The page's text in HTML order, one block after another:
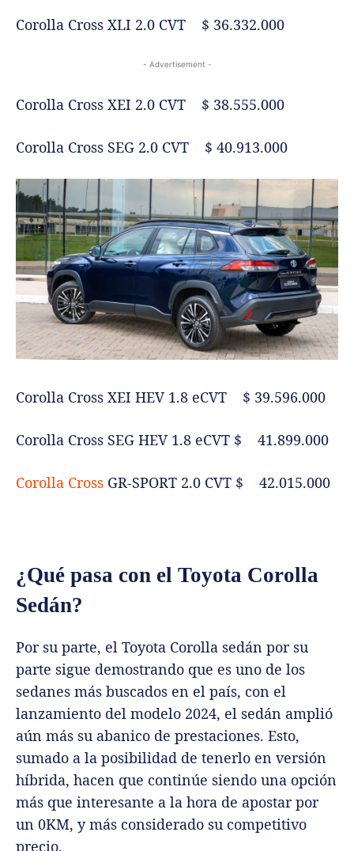
Corolla Cross XLI 2.0 CVT $ 36.332.000
- Advertisement -
Corolla Cross XEI 2.0 CVT $ 38.555.000
Corolla Cross SEG 2.0 CVT $ 40.913.000
Corolla Cross XEI HEV 1.8 eCVT $ 39.596.000
Corolla Cross SEG HEV 1.8 eCVT $ 41.899.000
Corolla Cross GR-SPORT 2.0 CVT $ 42.015.000
¿Qué pasa con el Toyota Corolla
Sedán?
Por su parte, el Toyota Corolla sedán por su
parte sigue demostrando que es uno de los
sedanes más buscados en el país, con el
lanzamiento del modelo 2024, el sedán amplió
aún más su abanico de prestaciones. Esto,
sumado a la posibilidad de tenerlo en versión
híbrida, hacen que continúe siendo una opción
más que interesante a la hora de apostar por
un 0KM, y más considerado su competitivo
precio.